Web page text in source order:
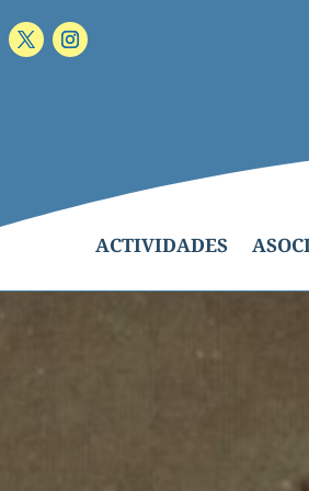
ACTIVIDADES